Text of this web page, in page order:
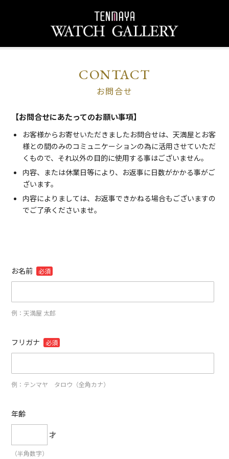
CONTACT
お問合せ
【お問合せにあたってのお願い事項】
お客様からお寄せいただきましたお問合せは、天満屋とお客
様との間のみのコミュニケーションの為に活用させていただ
くもので、それ以外の目的に使用する事はございません。
内容、または休業日等により、お返事に日数がかかる事がご
ざいます。
内容によりましては、お返事できかねる場合もございますの
でご了承くださいませ。
お名前 必須
例：天満屋 太郎
フリガナ 必須
例：テンマヤ タロウ（全角カナ）
年齢
才
（半角数字）